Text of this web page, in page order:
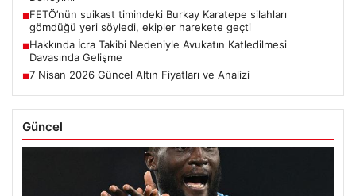
■FETÖ’nün suikast timindeki Burkay Karatepe silahları
gömdüğü yeri söyledi, ekipler harekete geçti
■Hakkında İcra Takibi Nedeniyle Avukatın Katledilmesi
Davasında Gelişme
■7 Nisan 2026 Güncel Altın Fiyatları ve Analizi
Güncel